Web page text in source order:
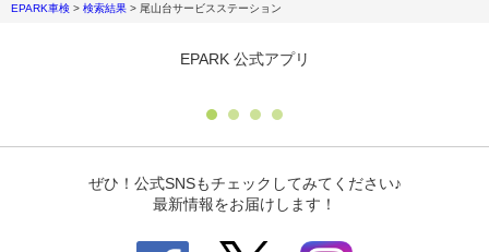
EPARK車検 > 検索結果 > 尾山台サービスステーション